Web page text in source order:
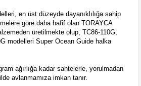
en üst düzeyde dayanıklılığa sahip
göre daha hafif olan TORAYCA
üretilmekte olup, TC86-110G,
modelleri Super Ocean Guide halka
ağırlığa kadar sahtelerle, yorulmadan
avlanmamıza imkan tanır.